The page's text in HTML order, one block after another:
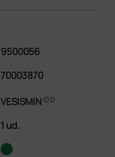
9500056
70003870
VESISMINlink
1 ud.